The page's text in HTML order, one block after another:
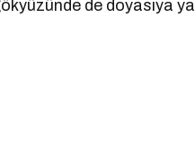
de doyasıya